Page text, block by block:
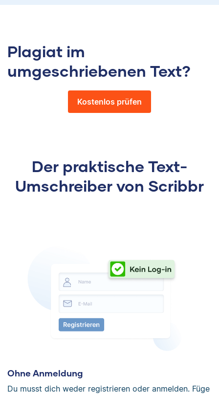
Plagiat im
umgeschriebenen Text?
Kostenlos prüfen
Der praktische Text-
Umschreiber von Scribbr
Ohne Anmeldung
Du musst dich weder registrieren oder anmelden. Füge